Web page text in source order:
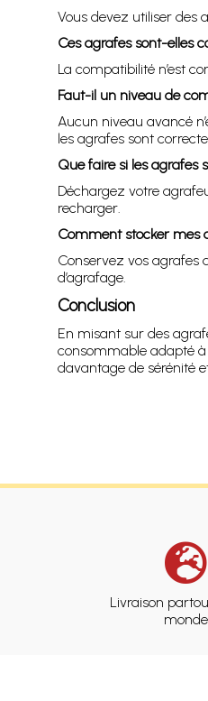
Vous devez utiliser des
Ces agrafes sont-elles
La compatibilité n’est
Faut-il un niveau de
Aucun niveau avancé
les agrafes sont
Que faire si les agrafes
Déchargez votre
recharger.
Comment stocker mes
Conservez vos agrafes
d’agrafage.
Conclusion
En misant sur des
consommable adapté à
davantage de sérénité
Livraison
monde